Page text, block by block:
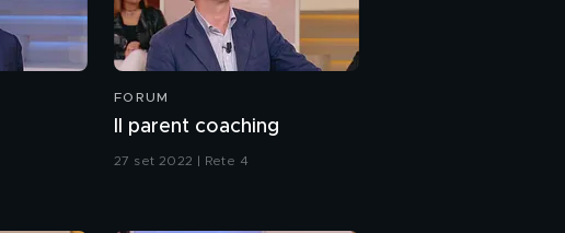
FORUM
Il parent coaching
27 set 2022 | Rete 4